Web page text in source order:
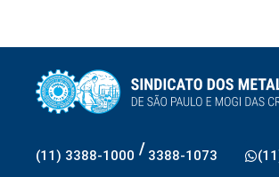
(11) 3388-1000 / 3388-1073